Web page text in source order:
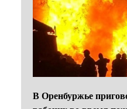
В Оренбуржье